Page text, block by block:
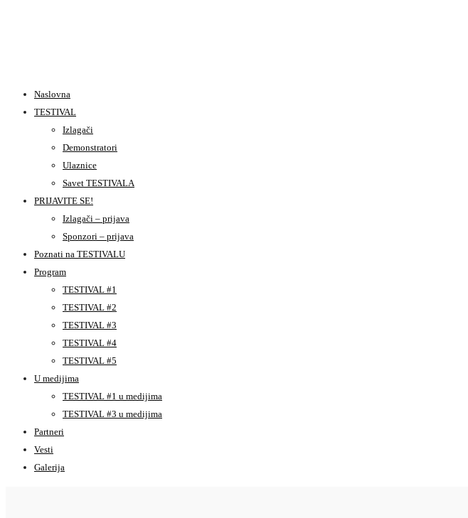
Naslovna
TESTIVAL
Izlagači
Demonstratori
Ulaznice
Savet TESTIVALA
PRIJAVITE SE!
Izlagači – prijava
Sponzori – prijava
Poznati na TESTIVALU
Program
TESTIVAL #1
TESTIVAL #2
TESTIVAL #3
TESTIVAL #4
TESTIVAL #5
U medijima
TESTIVAL #1 u medijima
TESTIVAL #3 u medijima
Partneri
Vesti
Galerija